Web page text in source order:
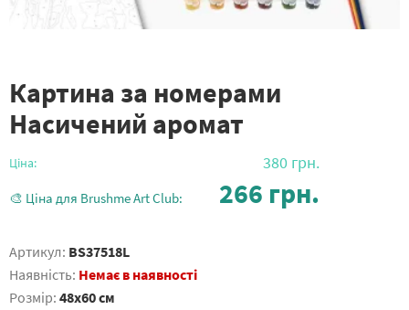
Картина за номерами
Насичений аромат
Ціна: 380 грн.
🎨 Ціна для Brushme Art Club: 266 грн.
Артикул: BS37518L
Наявність: Немає в наявності
Розмір: 48x60 см